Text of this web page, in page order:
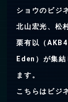
ショウのビジ
北山宏光、松
栗有以（
Eden）が集
ます。
こちらはビジ